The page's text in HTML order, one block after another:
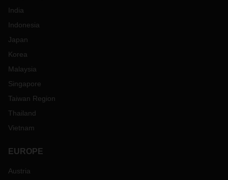
India
Indonesia
Japan
Korea
Malaysia
Singapore
Taiwan Region
Thailand
Vietnam
EUROPE
Austria